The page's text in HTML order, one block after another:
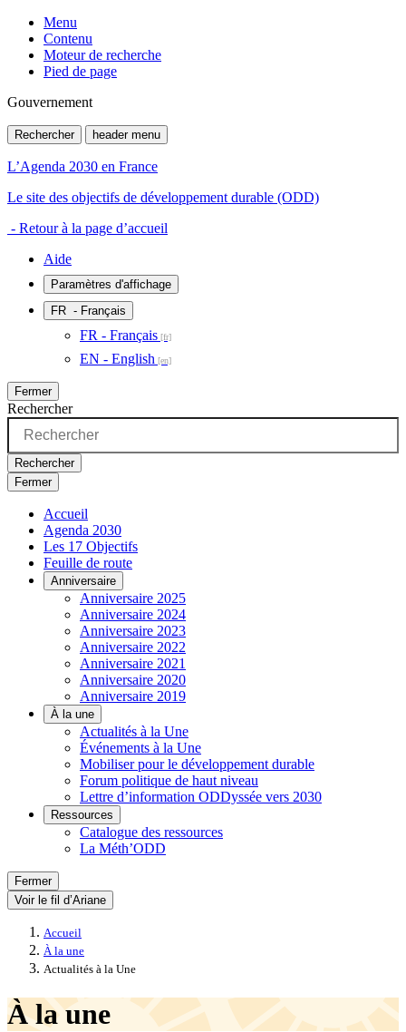
Menu
Contenu
Moteur de recherche
Pied de page
Gouvernement
Rechercher header menu
L’Agenda 2030 en France
Le site des objectifs de développement durable (ODD)
- Retour à la page d’accueil
Aide
Paramètres d'affichage
FR - Français
FR - Français
EN - English
Fermer
Rechercher
Rechercher
Fermer
Accueil
Agenda 2030
Les 17 Objectifs
Feuille de route
Anniversaire
Anniversaire 2025
Anniversaire 2024
Anniversaire 2023
Anniversaire 2022
Anniversaire 2021
Anniversaire 2020
Anniversaire 2019
À la une
Actualités à la Une
Événements à la Une
Mobiliser pour le développement durable
Forum politique de haut niveau
Lettre d’information ODDyssée vers 2030
Ressources
Catalogue des ressources
La Méth’ODD
Fermer
Voir le fil d’Ariane
Accueil
À la une
Actualités à la Une
À la une